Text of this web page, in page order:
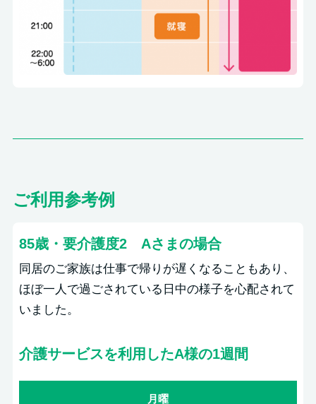
ご利用参考例
85歳・要介護度2 Aさまの場合
同居のご家族は仕事で帰りが遅くなることもあり、
ほぼ一人で過ごされている日中の様子を心配されて
いました。
介護サービスを利用したA様の1週間
月曜